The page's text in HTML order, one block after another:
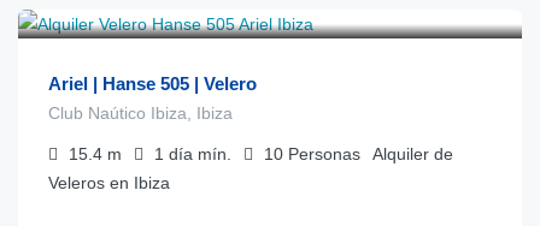
Ariel | Hanse 505 | Velero
Club Naútico Ibiza, Ibiza
15.4 m 1 día mín. 10 Personas
Alquiler de
Veleros en Ibiza